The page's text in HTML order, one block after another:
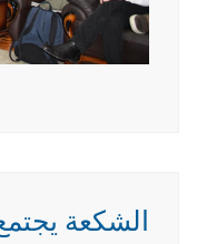
الشكعة